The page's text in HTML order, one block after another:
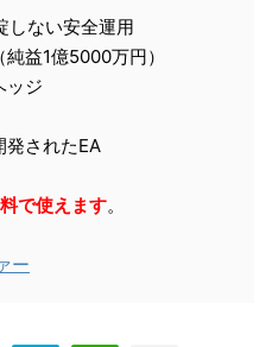
しない安全運用
益1億5000万円）
ッジ
発されたEA
で使えます。
ー